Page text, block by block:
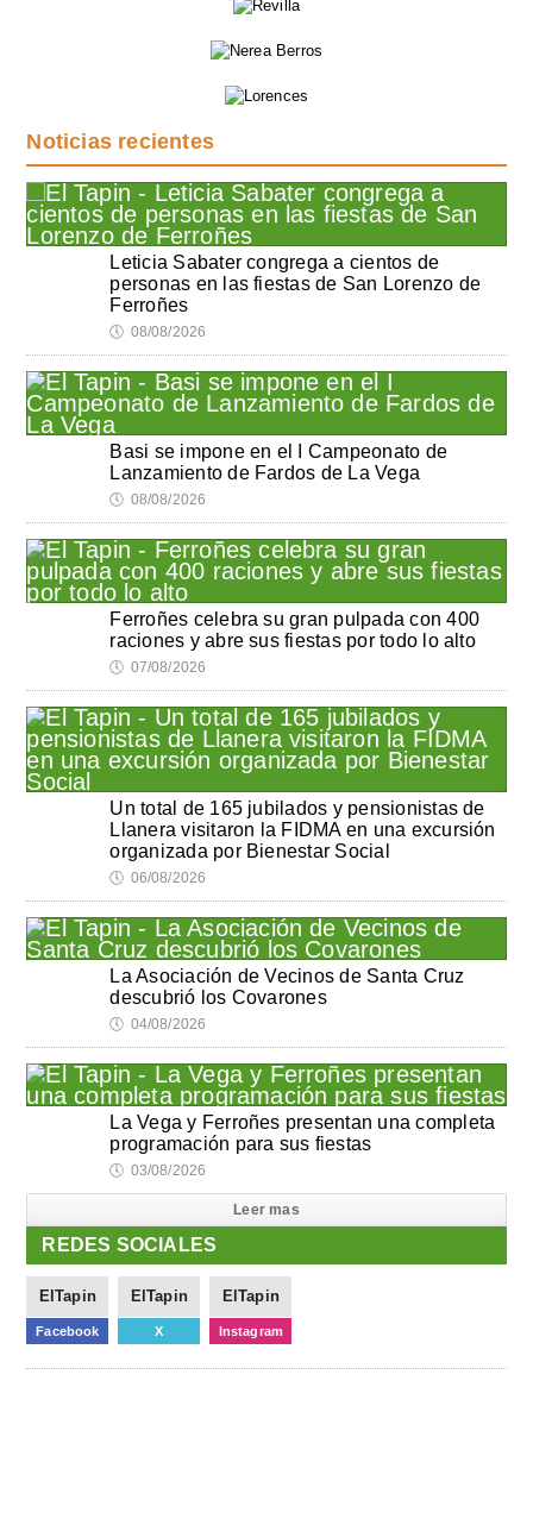
Noticias recientes
Leticia Sabater congrega a cientos de
personas en las fiestas de San Lorenzo de
Ferroñes
🕔 08/08/2026
Basi se impone en el I Campeonato de
Lanzamiento de Fardos de La Vega
🕔 08/08/2026
Ferroñes celebra su gran pulpada con 400
raciones y abre sus fiestas por todo lo alto
🕔 07/08/2026
Un total de 165 jubilados y pensionistas de
Llanera visitaron la FIDMA en una excursión
organizada por Bienestar Social
🕔 06/08/2026
La Asociación de Vecinos de Santa Cruz
descubrió los Covarones
🕔 04/08/2026
La Vega y Ferroñes presentan una completa
programación para sus fiestas
🕔 03/08/2026
Leer mas
REDES SOCIALES
ElTapin
Facebook
ElTapin
X
ElTapin
Instagram